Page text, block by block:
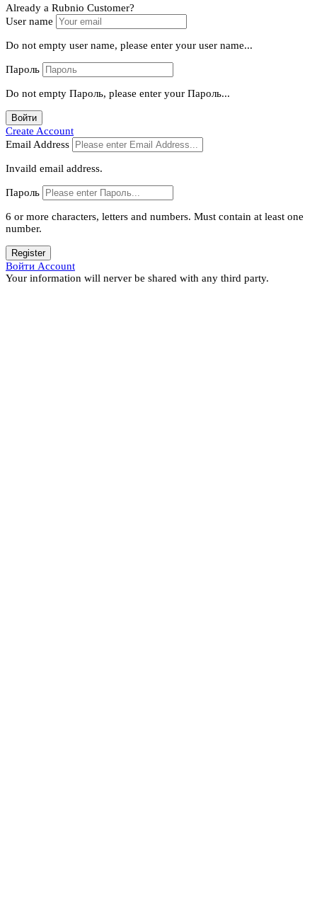
Already a Rubnio Customer?
User name
Do not empty user name, please enter your user name...
Пароль
Do not empty Пароль, please enter your Пароль...
Войти
Create Account
Email Address
Invaild email address.
Пароль
6 or more characters, letters and numbers. Must contain at least one
number.
Register
Войти Account
Your information will nerver be shared with any third party.